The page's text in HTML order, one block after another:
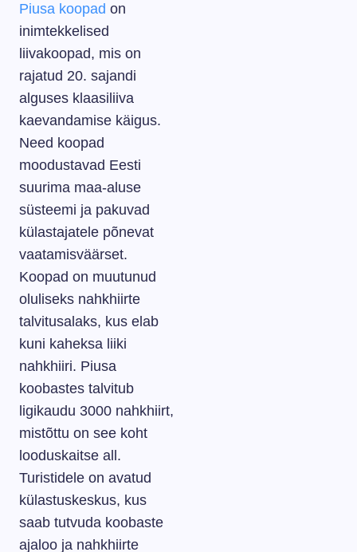
Piusa koopad on
inimtekkelised
liivakoopad, mis on
rajatud 20. sajandi
alguses klaasiliiva
kaevandamise käigus.
Need koopad
moodustavad Eesti
suurima maa-aluse
süsteemi ja pakuvad
külastajatele põnevat
vaatamisväärset.
Koopad on muutunud
oluliseks nahkhiirte
talvitusalaks, kus elab
kuni kaheksa liiki
nahkhiiri. Piusa
koobastes talvitub
ligikaudu 3000 nahkhiirt,
mistõttu on see koht
looduskaitse all.
Turistidele on avatud
külastuskeskus, kus
saab tutvuda koobaste
ajaloo ja nahkhiirte